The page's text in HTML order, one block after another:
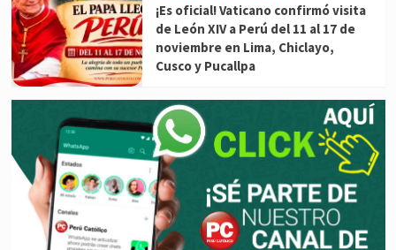
¡Es oficial! Vaticano confirmó visita
de León XIV a Perú del 11 al 17 de
noviembre en Lima, Chiclayo,
Cusco y Pucallpa